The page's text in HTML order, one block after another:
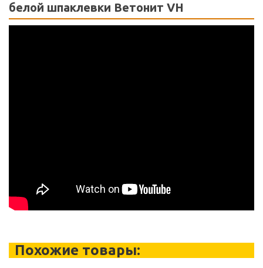
белой шпаклевки Ветонит VH
Похожие товары: